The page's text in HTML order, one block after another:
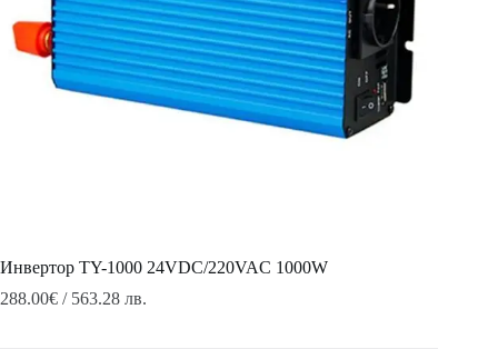
Инвертор TY-1000 24VDC/220VAC 1000W
288.00€ / 563.28 лв.